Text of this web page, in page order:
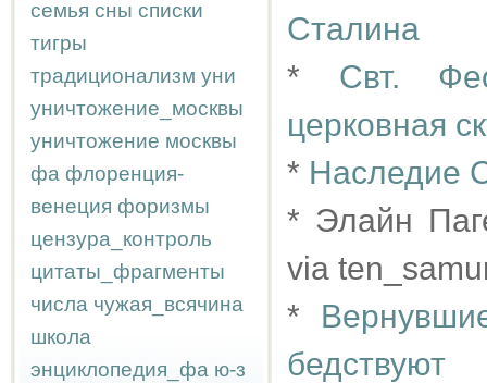
семья сны списки
тигры
традиционализм уни
уничтожение_москвы
уничтожение москвы
фа флоренция-
венеция форизмы
цензура_контроль
цитаты_фрагменты
числа чужая_всячина
школа
энциклопедия_фа ю-з
Сталина
* Свт.
церковная
* Наследие
* Элайн
via
*
бедствуют